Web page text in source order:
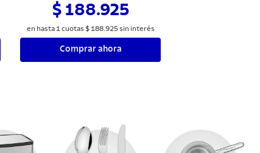
$ 188.925
en hasta 1 cuotas $ 188.925sin interés
Comprar ahora